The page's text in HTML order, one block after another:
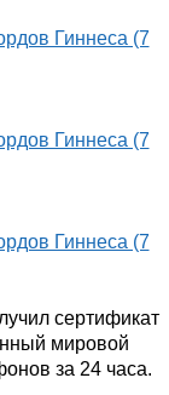
сертификат
мировой
за 24 часа.